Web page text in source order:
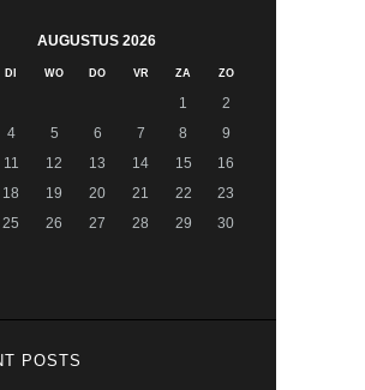
AUGUSTUS 2026
DI WO DO VR ZA ZO
1
2
4 5 6 7 8
9
11 12 13 14 15
16
18 19 20 21 22
23
25 26 27 28 29
30
POSTS